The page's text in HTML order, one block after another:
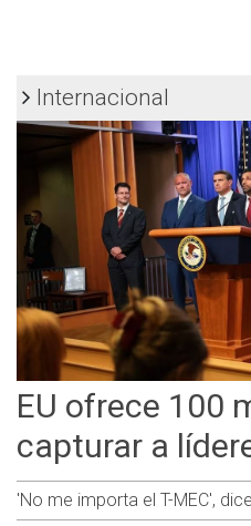
Internacional
EU ofrece 100
capturar a
'No me importa el T-MEC',